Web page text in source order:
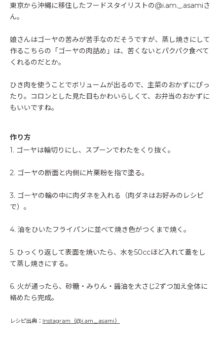
東京から沖縄に移住したフードスタイリストの@i.am._.asamiさ
ん。
娘さんはゴーヤの苦みが苦手なのだそうですが、蒸し焼きにして
作るこちらの「ゴーヤの肉詰め」は、苦くないとパクパク食べて
くれるのだとか。
ひき肉を使うことでボリュームが出るので、主菜のおかずにぴっ
たり。コロンとした見た目もかわいらしくて、お弁当のおかずに
もいいですね。
作り方
1. ゴーヤは輪切りにし、スプーンでわたをくり抜く。
2. ゴーヤの断面と内側に片栗粉を指で塗る。
3. ゴーヤの輪の中に肉ダネを入れる（肉ダネはお好みのレシピ
で）。
4. 油をひいたフライパンに並べて焼き色がつくまで焼く。
5. ひっくり返して表面を焼いたら、水を50ccほど入れて蓋をし
て蒸し焼きにする。
6. 火が通ったら、砂糖・みりん・醤油を大さじ2ずつ加え全体に
絡めたら完成。
レシピ出典： Instagram（@i.am._.asami）